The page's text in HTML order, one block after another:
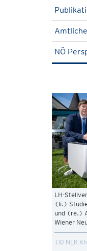
NÖ
LH-
(li.)
und (re.)
Wiener
© NLK